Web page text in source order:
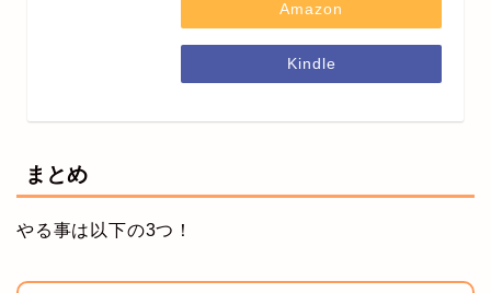
Amazon
Kindle
まとめ
やる事は以下の3つ！